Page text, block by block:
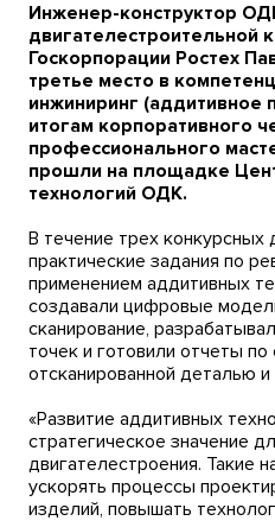
Инженер-конструктор
двигателестроительной
Госкорпорации Ростех
третье место в
инжиниринг (аддитивное
итогам корпоративного
профессионального
прошли на площадке
технологий ОДК.
В течение трех конкурсных
практические задания по
применением аддитивных
создавали цифровые
сканирование,
точек и готовили отчеты
отсканированной деталью
«Развитие аддитивных
стратегическое значение
двигателестроения. Такие
ускорять процессы
изделий, повышать